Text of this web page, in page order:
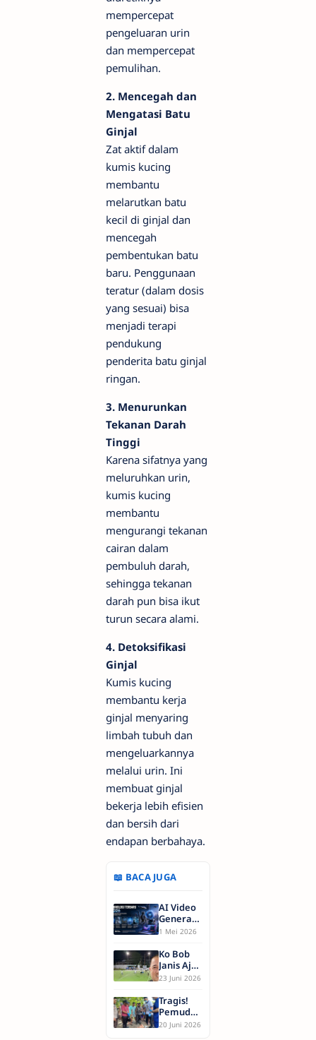
mempercepat
pengeluaran urin
dan mempercepat
pemulihan.
2. Mencegah dan
Mengatasi Batu
Ginjal
Zat aktif dalam
kumis kucing
membantu
melarutkan batu
kecil di ginjal dan
mencegah
pembentukan batu
baru. Penggunaan
teratur (dalam dosis
yang sesuai) bisa
menjadi terapi
pendukung
penderita batu ginjal
ringan.
3. Menurunkan
Tekanan Darah
Tinggi
Karena sifatnya yang
meluruhkan urin,
kumis kucing
membantu
mengurangi tekanan
cairan dalam
pembuluh darah,
sehingga tekanan
darah pun bisa ikut
turun secara alami.
4. Detoksifikasi
Ginjal
Kumis kucing
membantu kerja
ginjal menyaring
limbah tubuh dan
mengeluarkannya
melalui urin. Ini
membuat ginjal
bekerja lebih efisien
dan bersih dari
endapan berbahaya.
📖 BACA JUGA
AI Video
Generatif
2026:
Konten
Digital,
Peluang
Besar
atau
Ancaman
Baru?
1 Mei 2026
Ko Bob
Janis Ajak
Warga
Meriahkan
FOPG
2026,
Nonton
23 Juni 2026
Tragis!
Pemuda
20 Tahun
20 Juni 2026